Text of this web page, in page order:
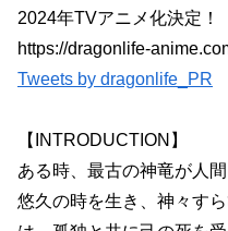
2024年TVアニメ化決定！
https://dragonlife-
Tweets by dragonlife_PR
【INTRODUCTION】
ある時、最古の神竜が人間
悠久の時を生き、神々す